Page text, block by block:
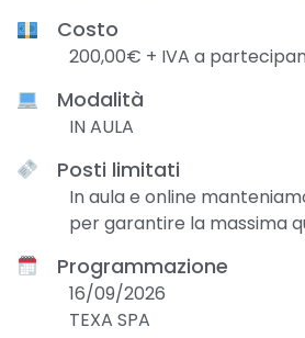
Costo
200,00€ + IVA a
Modalità
IN AULA
Posti limitati
In aula e online
per garantire la massima
Programmazione
16/09/2026
TEXA SPA